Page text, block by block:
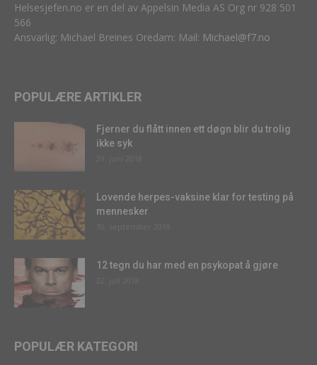
Helsesjefen.no er en del av Appelsin Media AS Org nr 928 501
566
Ansvarlig: Michael Breines Oredam: Mail: Michael@f7.no
POPULÆRE ARTIKLER
Fjerner du flått innen ett døgn blir du trolig
ikke syk
Lovende herpes-vaksine klar for testing på
mennesker
12 tegn du har med en psykopat å gjøre
POPULÆR KATEGORI